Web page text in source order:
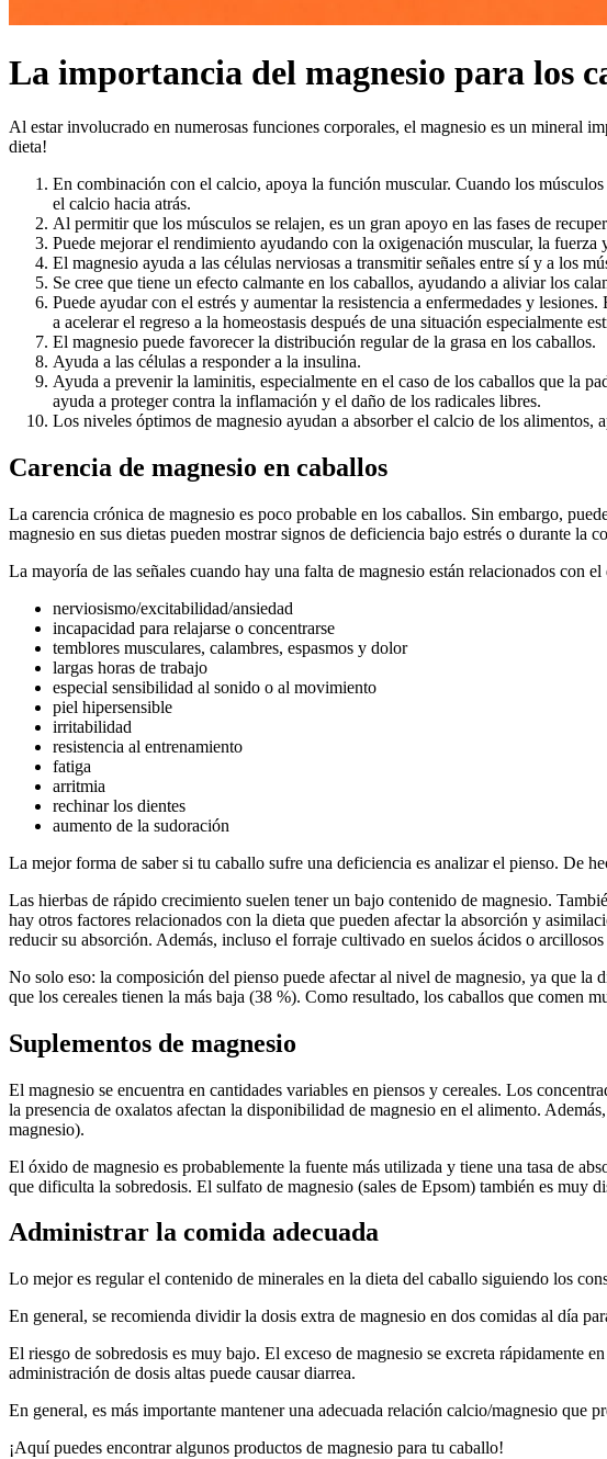
La importancia del magnesio para los
Al estar involucrado en numerosas funciones corporales, el magnesio es un mineral
dieta!
En combinación con el calcio, apoya la función muscular. Cuando los
el calcio hacia atrás.
Al permitir que los músculos se relajen, es un gran apoyo en las fases de
Puede mejorar el rendimiento ayudando con la oxigenación muscular, la fuerza
El magnesio ayuda a las células nerviosas a transmitir señales entre sí y a los
Se cree que tiene un efecto calmante en los caballos, ayudando a aliviar los
Puede ayudar con el estrés y aumentar la resistencia a enfermedades y
a acelerar el regreso a la homeostasis después de una situación especialmente
El magnesio puede favorecer la distribución regular de la grasa en los caballos.
Ayuda a las células a responder a la insulina.
Ayuda a prevenir la laminitis, especialmente en el caso de los caballos que la
ayuda a proteger contra la inflamación y el daño de los radicales libres.
Los niveles óptimos de magnesio ayudan a absorber el calcio de los alimentos,
Carencia de magnesio en caballos
La carencia crónica de magnesio es poco probable en los caballos. Sin embargo,
magnesio en sus dietas pueden mostrar signos de deficiencia bajo estrés o durante la
La mayoría de las señales cuando hay una falta de magnesio están relacionados con
nerviosismo/excitabilidad/ansiedad
incapacidad para relajarse o concentrarse
temblores musculares, calambres, espasmos y dolor
largas horas de trabajo
especial sensibilidad al sonido o al movimiento
piel hipersensible
irritabilidad
resistencia al entrenamiento
fatiga
arritmia
rechinar los dientes
aumento de la sudoración
La mejor forma de saber si tu caballo sufre una deficiencia es analizar el pienso. De
Las hierbas de rápido crecimiento suelen tener un bajo contenido de magnesio.
hay otros factores relacionados con la dieta que pueden afectar la absorción y
reducir su absorción. Además, incluso el forraje cultivado en suelos ácidos o
No solo eso: la composición del pienso puede afectar al nivel de magnesio, ya que
que los cereales tienen la más baja (38 %). Como resultado, los caballos que comen
Suplementos de magnesio
El magnesio se encuentra en cantidades variables en piensos y cereales. Los
la presencia de oxalatos afectan la disponibilidad de magnesio en el alimento.
magnesio).
El óxido de magnesio es probablemente la fuente más utilizada y tiene una tasa de
que dificulta la sobredosis. El sulfato de magnesio (sales de Epsom) también es muy
Administrar la comida adecuada
Lo mejor es regular el contenido de minerales en la dieta del caballo siguiendo los
En general, se recomienda dividir la dosis extra de magnesio en dos comidas al día
El riesgo de sobredosis es muy bajo. El exceso de magnesio se excreta rápidamente
administración de dosis altas puede causar diarrea.
En general, es más importante mantener una adecuada relación calcio/magnesio que
¡Aquí puedes encontrar algunos productos de magnesio para tu caballo!